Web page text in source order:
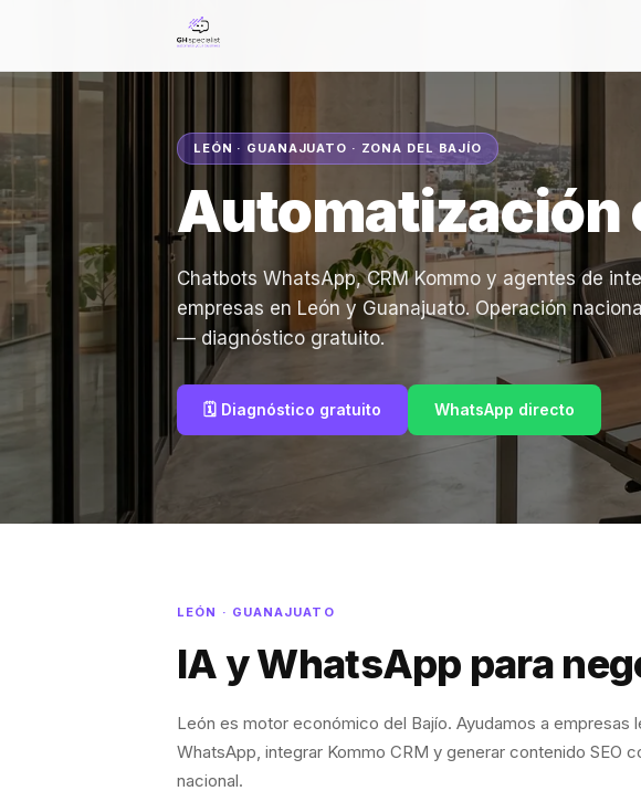
LEÓN · GUANAJUATO · ZONA DEL BAJÍO
Automatización
Chatbots WhatsApp, CRM Kommo y agentes de
empresas en León y Guanajuato. Operación
— diagnóstico gratuito.
🗓️ Diagnóstico gratuito WhatsApp directo
LEÓN · GUANAJUATO
IA y WhatsApp para
León es motor económico del Bajío. Ayudamos a empresas
WhatsApp, integrar Kommo CRM y generar contenido SEO
nacional.